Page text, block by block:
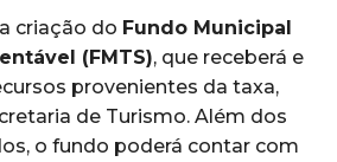
criação do Fundo Municipal
(FMTS), que receberá e
provenientes da taxa,
de Turismo. Além dos
o fundo poderá contar com